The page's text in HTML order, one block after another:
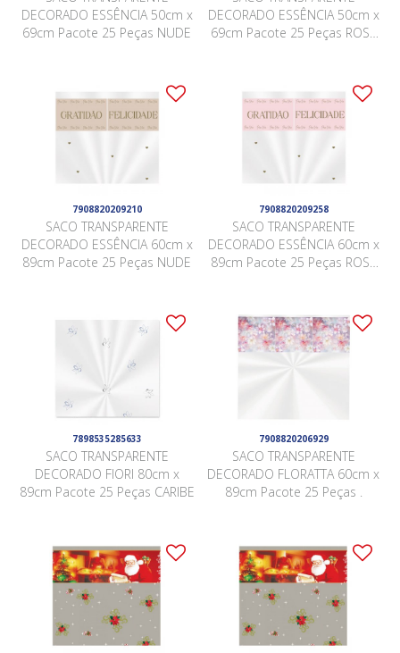
DECORADO ESSÊNCIA 50cm x
69cm Pacote 25 Peças NUDE
DECORADO ESSÊNCIA 50cm x
69cm Pacote 25 Peças ROSA
7908820209210
SACO TRANSPARENTE
DECORADO ESSÊNCIA 60cm x
89cm Pacote 25 Peças NUDE
7908820209258
SACO TRANSPARENTE
DECORADO ESSÊNCIA 60cm x
89cm Pacote 25 Peças ROSA
7898535285633
SACO TRANSPARENTE
DECORADO FIORI 80cm x
89cm Pacote 25 Peças CARIBE
7908820206929
SACO TRANSPARENTE
DECORADO FLORATTA 60cm x
89cm Pacote 25 Peças .